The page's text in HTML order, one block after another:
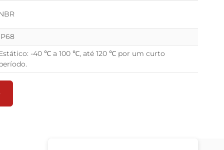
-40 ℃ a 100 ℃, até 120 ℃ por um curto